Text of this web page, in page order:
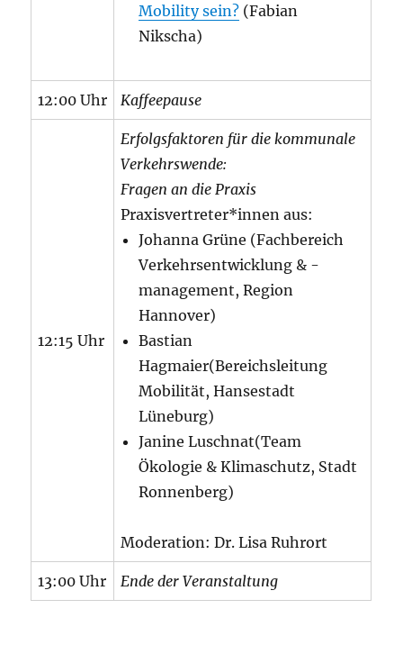
Mobility sein? (Fabian
Nikscha)
12:00 Uhr Kaffeepause
12:15 Uhr
Erfolgsfaktoren für die kommunale
Verkehrswende:
Fragen an die Praxis
Praxisvertreter*innen aus:
Johanna Grüne (Fachbereich
Verkehrsentwicklung & -
management, Region
Hannover)
Bastian
Hagmaier(Bereichsleitung
Mobilität, Hansestadt
Lüneburg)
Janine Luschnat(Team
Ökologie & Klimaschutz, Stadt
Ronnenberg)
Moderation: Dr. Lisa Ruhrort
13:00 Uhr Ende der Veranstaltung